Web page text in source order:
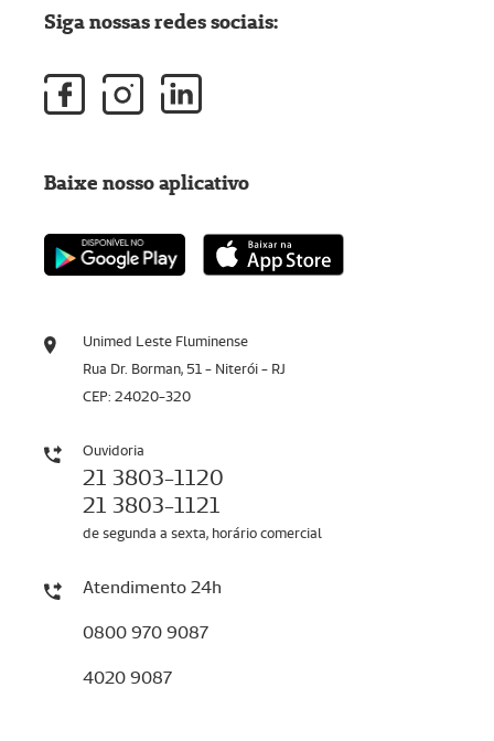
Unimed Leste Fluminense
Rua Dr. Borman, 51 - Niterói - RJ
CEP: 24020-320
Ouvidoria
21 3803-1120
21 3803-1121
de segunda a sexta, horário comercial
Atendimento 24h
0800 970 9087
4020 9087
Siga nossas redes sociais:
Baixe nosso aplicativo